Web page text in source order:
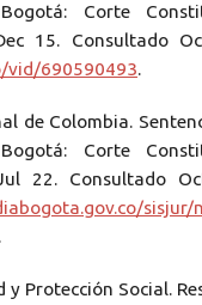
Corte
15. Consultado
vid/690590493.
de Colombia.
Corte
22. Consultado
sisjur/
.
y Protección Social.